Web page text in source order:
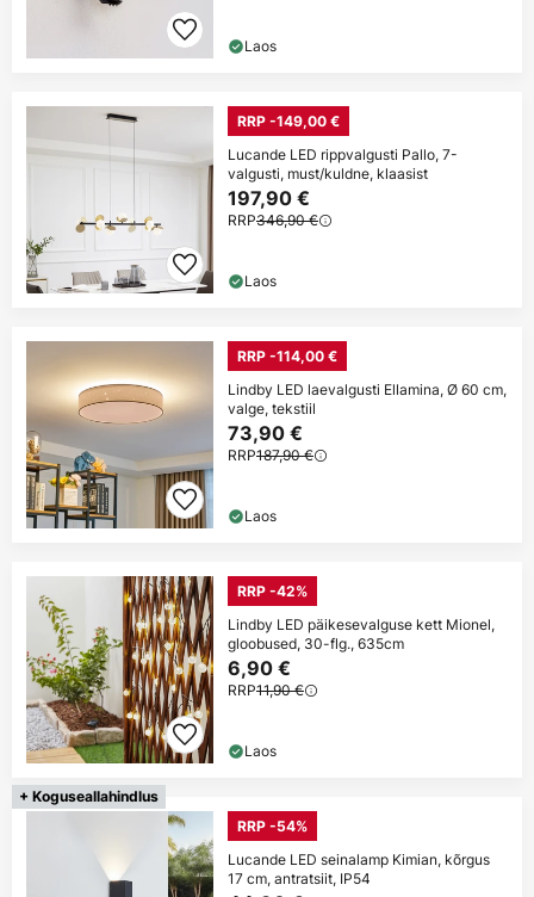
Laos
RRP -149,00 €
Lucande LED rippvalgusti Pallo, 7-
valgusti, must/kuldne, klaasist
197,90 €
RRP346,90 €
Laos
RRP -114,00 €
Lindby LED laevalgusti Ellamina, Ø 60 cm,
valge, tekstiil
73,90 €
RRP187,90 €
Laos
RRP -42%
Lindby LED päikesevalguse kett Mionel,
gloobused, 30-flg., 635cm
6,90 €
RRP11,90 €
Laos
+ Koguseallahindlus
RRP -54%
Lucande LED seinalamp Kimian, kõrgus
17 cm, antratsiit, IP54